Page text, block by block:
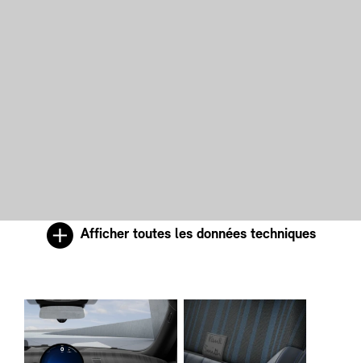
Afficher toutes les données techniques